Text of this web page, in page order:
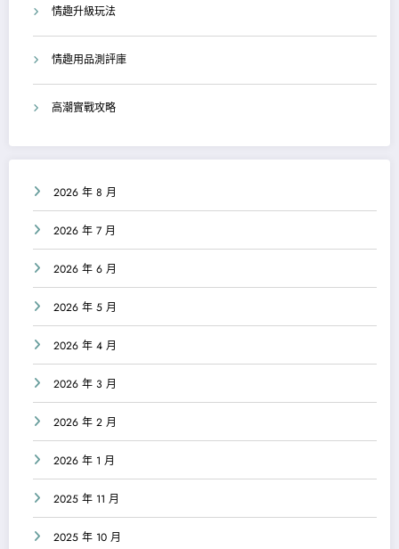
情趣升級玩法
情趣用品測評庫
高潮實戰攻略
2026 年 8 月
2026 年 7 月
2026 年 6 月
2026 年 5 月
2026 年 4 月
2026 年 3 月
2026 年 2 月
2026 年 1 月
2025 年 11 月
2025 年 10 月